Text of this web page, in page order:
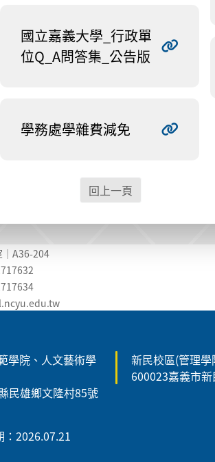
國立嘉義大學_行政單
位Q_A問答集_公告版
學務處學雜費減免
回上一頁
A36-204
w
學院、人文藝術學
民雄鄉文隆村85號
新民校區(管理
600023嘉義市
：2026.07.21